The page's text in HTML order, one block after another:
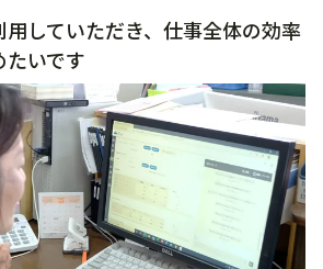
していただき、仕事全体の効率
いです